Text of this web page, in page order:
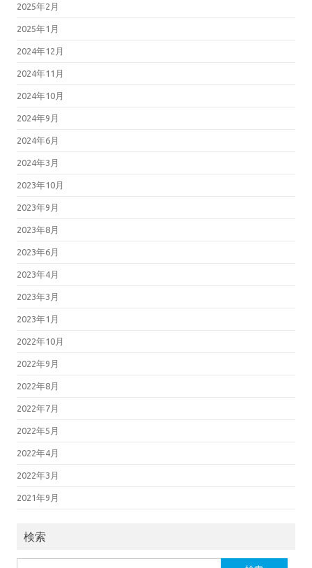
2025年2月
2025年1月
2024年12月
2024年11月
2024年10月
2024年9月
2024年6月
2024年3月
2023年10月
2023年9月
2023年8月
2023年6月
2023年4月
2023年3月
2023年1月
2022年10月
2022年9月
2022年8月
2022年7月
2022年5月
2022年4月
2022年3月
2021年9月
検索